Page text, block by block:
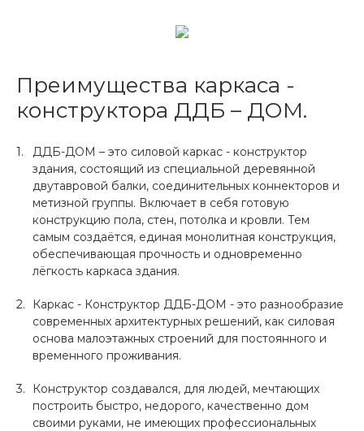
Преимущества каркаса -
конструктора ДДБ – ДОМ.
ДДБ-ДОМ – это силовой каркас - конструктор
здания, состоящий из специальной деревянной
двутавровой балки, соединительных коннекторов и
метизной группы. Включает в себя готовую
конструкцию пола, стен, потолка и кровли. Тем
самым создаётся, единая монолитная конструкция,
обеспечивающая прочность и одновременно
лёгкость каркаса здания.
Каркас - Конструктор ДДБ-ДОМ - это разнообразие
современных архитектурных решений, как силовая
основа малоэтажных строений для постоянного и
временного проживания.
Конструктор создавался, для людей, мечтающих
построить быстро, недорого, качественно дом
своими руками, не имеющих профессиональных